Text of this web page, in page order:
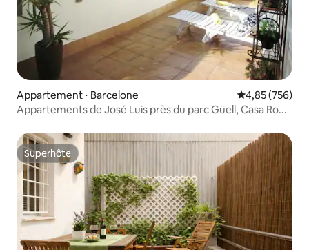
Appartement ⋅ Barcelone Évaluation
4,85 (756)
Appartements de José Luis près du parc Güell, Casa Ro...
Superhôte
Superhôte